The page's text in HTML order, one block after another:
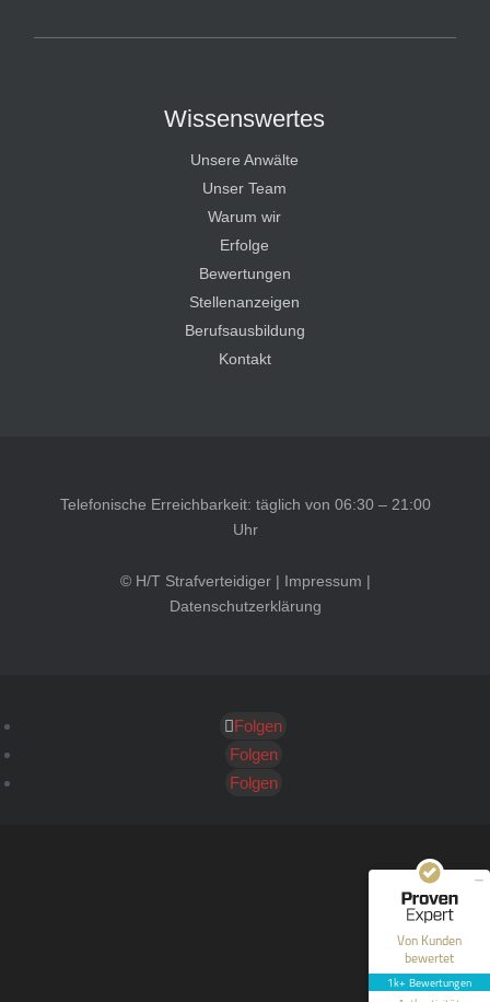
Wissenswertes
Unsere Anwälte
Unser Team
Warum wir
Erfolge
Bewertungen
Stellenanzeigen
Berufsausbildung
Kontakt
Telefonische Erreichbarkeit: täglich von 06:30 – 21:00
Uhr
© H/T Strafverteidiger | Impressum |
Datenschutzerklärung
Folgen
Folgen
Folgen
Von Kunden
bewertet
1k+ Bewertungen
Kundenbewertungen und Erfahrungen zu
SEHR GUT
40
Bewertungen auf
ProvenExpert.com
Blick aufs ProvenExpert-Profil werfen